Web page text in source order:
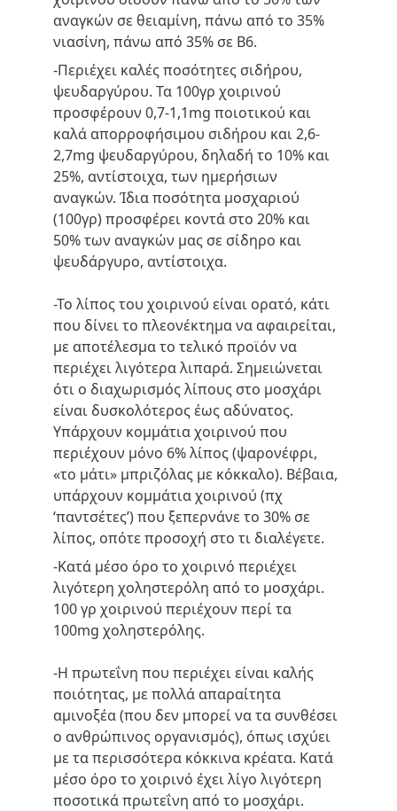
αναγκών σε θειαμίνη, πάνω από το 35%
νιασίνη, πάνω από 35% σε Β6.
-Περιέχει καλές ποσότητες σιδήρου,
ψευδαργύρου. Τα 100γρ χοιρινού
προσφέρουν 0,7-1,1mg ποιοτικού και
καλά απορροφήσιμου σιδήρου και 2,6-
2,7mg ψευδαργύρου, δηλαδή το 10% και
25%, αντίστοιχα, των ημερήσιων
αναγκών. Ίδια ποσότητα μοσχαριού
(100γρ) προσφέρει κοντά στο 20% και
50% των αναγκών μας σε σίδηρο και
ψευδάργυρο, αντίστοιχα.
-Το λίπος του χοιρινού είναι ορατό, κάτι
που δίνει το πλεονέκτημα να αφαιρείται,
με αποτέλεσμα το τελικό προϊόν να
περιέχει λιγότερα λιπαρά. Σημειώνεται
ότι ο διαχωρισμός λίπους στο μοσχάρι
είναι δυσκολότερος έως αδύνατος.
Υπάρχουν κομμάτια χοιρινού που
περιέχουν μόνο 6% λίπος (ψαρονέφρι,
«το μάτι» μπριζόλας με κόκκαλο). Βέβαια,
υπάρχουν κομμάτια χοιρινού (πχ
‘παντσέτες’) που ξεπερνάνε το 30% σε
λίπος, οπότε προσοχή στο τι διαλέγετε.
-Κατά μέσο όρο το χοιρινό περιέχει
λιγότερη χοληστερόλη από το μοσχάρι.
100 γρ χοιρινού περιέχουν περί τα
100mg χοληστερόλης.
-Η πρωτεΐνη που περιέχει είναι καλής
ποιότητας, με πολλά απαραίτητα
αμινοξέα (που δεν μπορεί να τα συνθέσει
ο ανθρώπινος οργανισμός), όπως ισχύει
με τα περισσότερα κόκκινα κρέατα. Κατά
μέσο όρο το χοιρινό έχει λίγο λιγότερη
ποσοτικά πρωτεΐνη από το μοσχάρι.